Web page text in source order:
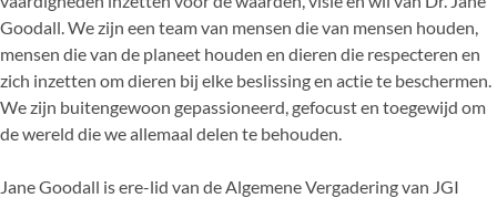
Goodall. We zijn een team van mensen die van mensen houden,
mensen die van de planeet houden en dieren die respecteren en
zich inzetten om dieren bij elke beslissing en actie te beschermen.
We zijn buitengewoon gepassioneerd, gefocust en toegewijd om
de wereld die we allemaal delen te behouden.
Jane Goodall is ere-lid van de Algemene Vergadering van JGI